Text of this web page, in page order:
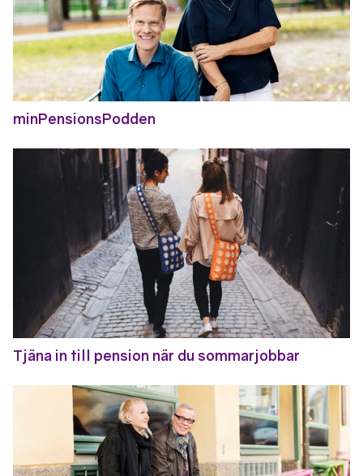
minPensionsPodden
Tjäna in till pension när du sommarjobbar